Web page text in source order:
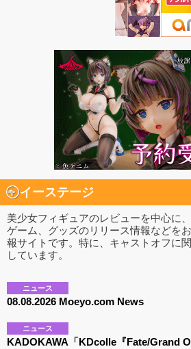
イーステージ
美少女フィギュアのレビューを中心に
ゲーム、グッズのリリース情報などを
報サイトです。特に、キャストオフに
しています。
ニュース
08.08.2026 Moeyo.com News
ニュース
KADOKAWA「KDcolle『Fate/Grand